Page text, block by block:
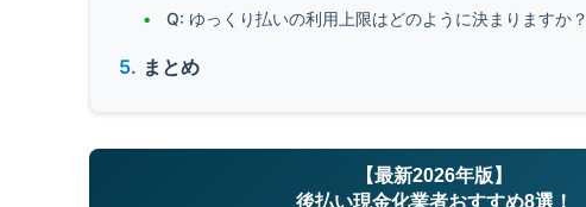
Q: ゆっくり払いの利用上限はどのように決まりますか？
まとめ
【最新2026年版】
後払い現金化業者おすすめ8選！